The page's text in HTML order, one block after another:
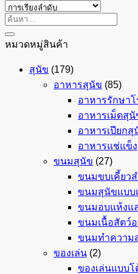
ค้นหา:
หมวดหมู่สินค้า
สุนัข (179)
อาหารสุนัข (85)
อาหารรักษา
อาหารเม็ดสุนั
อาหารเปียกสุ
อาหารแช่แข็ง
ขนมสุนัข (27)
ขนมขบเคี้ยว
ขนมสุนัขแบบ
ขนมอบแห้งแ
ขนมเนื้อสัตว์
ขนมทำความ
ของเล่น (2)
ของเล่นแบบโ